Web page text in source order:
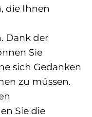
die Ihnen
Dank der
Sie
sich Gedanken
zu müssen.
Sie die